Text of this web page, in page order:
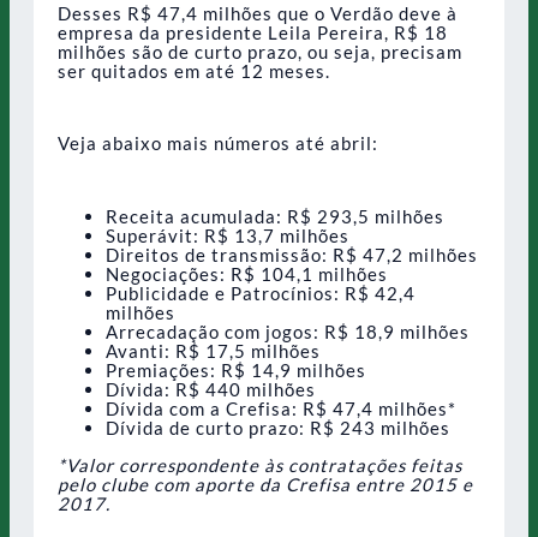
Desses R$ 47,4 milhões que o Verdão deve à
empresa da presidente Leila Pereira, R$ 18
milhões são de curto prazo, ou seja, precisam
ser quitados em até 12 meses.
Veja abaixo mais números até abril:
Receita acumulada: R$ 293,5 milhões
Superávit: R$ 13,7 milhões
Direitos de transmissão: R$ 47,2 milhões
Negociações: R$ 104,1 milhões
Publicidade e Patrocínios: R$ 42,4
milhões
Arrecadação com jogos: R$ 18,9 milhões
Avanti: R$ 17,5 milhões
Premiações: R$ 14,9 milhões
Dívida: R$ 440 milhões
Dívida com a Crefisa: R$ 47,4 milhões*
Dívida de curto prazo: R$ 243 milhões
*Valor correspondente às contratações feitas
pelo clube com aporte da Crefisa entre 2015 e
2017.